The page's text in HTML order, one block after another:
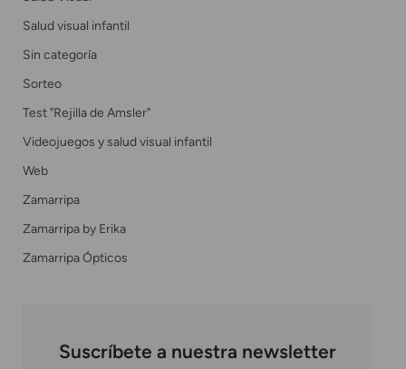
Salud visual infantil
Sin categoría
Sorteo
Test "Rejilla de Amsler"
Videojuegos y salud visual infantil
Web
Zamarripa
Zamarripa by Erika
Zamarripa Ópticos
Suscríbete a nuestra newsletter